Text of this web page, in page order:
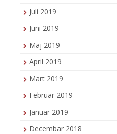
Juli 2019
Juni 2019
Maj 2019
April 2019
Mart 2019
Februar 2019
Januar 2019
Decembar 2018